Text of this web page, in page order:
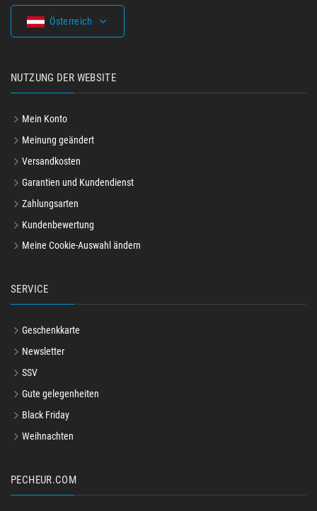
Österreich
NUTZUNG DER WEBSITE
Mein Konto
Meinung geändert
Versandkosten
Garantien und Kundendienst
Zahlungsarten
Kundenbewertung
Meine Cookie-Auswahl ändern
SERVICE
Geschenkkarte
Newsletter
SSV
Gute gelegenheiten
Black Friday
Weihnachten
PECHEUR.COM